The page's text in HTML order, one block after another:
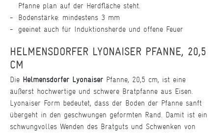
Pfanne plan auf der Herdfläche steht.
Bodenstärke: mindestens 3 mm
geeinet auch für Induktionsherde und offene Feuer
HELMENSDORFER LYONAISER PFANNE, 20,5
CM
Die Helmensdorfer Lyonaiser Pfanne, 20,5 cm, ist eine
äußerst hochwertige und schwere Bratpfanne aus Eisen.
Lyonaiser Form bedeutet, dass der Boden der Pfanne sanft
übergeht in den geschwungen geformten Rand. Damit ist ein
schwungvolles Wenden des Bratguts und Schwenken von